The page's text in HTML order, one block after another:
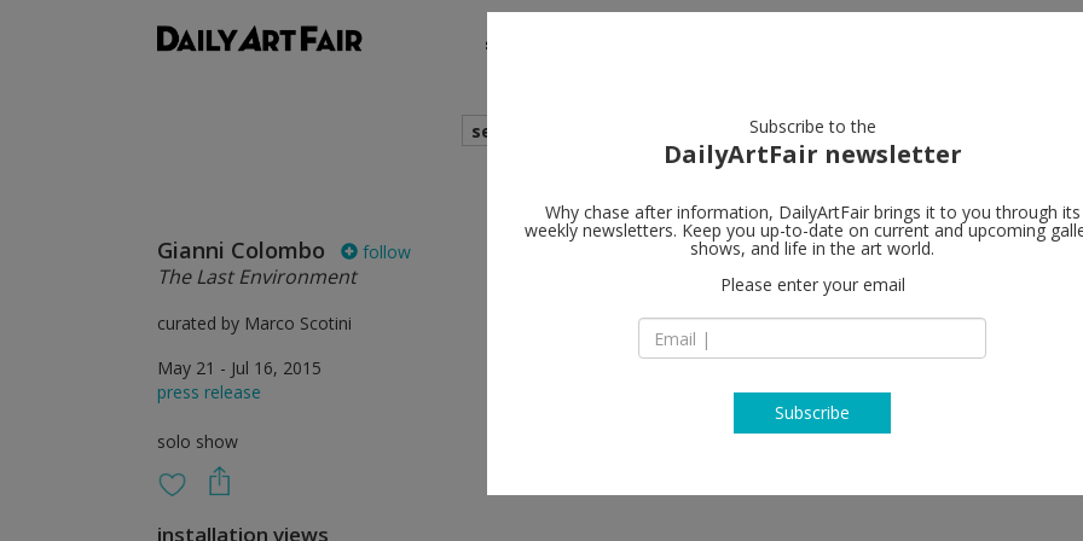
shows
search
Gianni Colombo follow
The Last Environment
curated by Marco Scotini
May 21 - Jul 16, 2015
press release
solo show
A arte
20124 Milan
T +39 0229402855
http://
installation views
Subscribe to the
DailyArtFair newsletter
Why chase after information, DailyArtFair brings it to you through its
weekly newsletters. Keep you up-to-date on current and upcoming
shows, and life in the art world.
Please enter your email
Subscribe